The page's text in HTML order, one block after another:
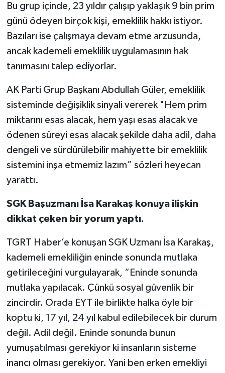
Bu grup içinde, 23 yıldır çalışıp yaklaşık 9 bin prim
günü ödeyen birçok kişi, emeklilik hakkı istiyor.
Bazıları ise çalışmaya devam etme arzusunda,
ancak kademeli emeklilik uygulamasının hak
tanımasını talep ediyorlar.
AK Parti Grup Başkanı Abdullah Güler, emeklilik
sisteminde değişiklik sinyali vererek "Hem prim
miktarını esas alacak, hem yaşı esas alacak ve
ödenen süreyi esas alacak şekilde daha adil, daha
dengeli ve sürdürülebilir mahiyette bir emeklilik
sistemini inşa etmemiz lazım” sözleri heyecan
yarattı.
SGK Başuzmanı İsa Karakaş konuya ilişkin
dikkat çeken bir yorum yaptı.
TGRT Haber’e konuşan SGK Uzmanı İsa Karakaş,
kademeli emekliliğin eninde sonunda mutlaka
getirileceğini vurgulayarak, “Eninde sonunda
mutlaka yapılacak. Çünkü sosyal güvenlik bir
zincirdir. Orada EYT ile birlikte halka öyle bir
koptu ki, 17 yıl, 24 yıl kabul edilebilecek bir durum
değil. Adil değil. Eninde sonunda bunun
yumuşatılması gerekiyor ki insanların sisteme
inancı olması gerekiyor. Yani ben erken emekliyi